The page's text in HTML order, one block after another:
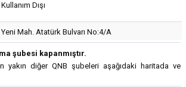
Kullanım Dışı
Yeni Mah. Atatürk Bulvarı No:4/A
şubesi kapanmıştır.
yakın diğer QNB şubeleri aşağıdaki haritada ve